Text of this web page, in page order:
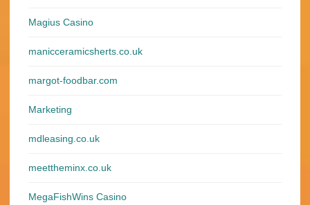
Magius Casino
manicceramicsherts.co.uk
margot-foodbar.com
Marketing
mdleasing.co.uk
meettheminx.co.uk
MegaFishWins Casino